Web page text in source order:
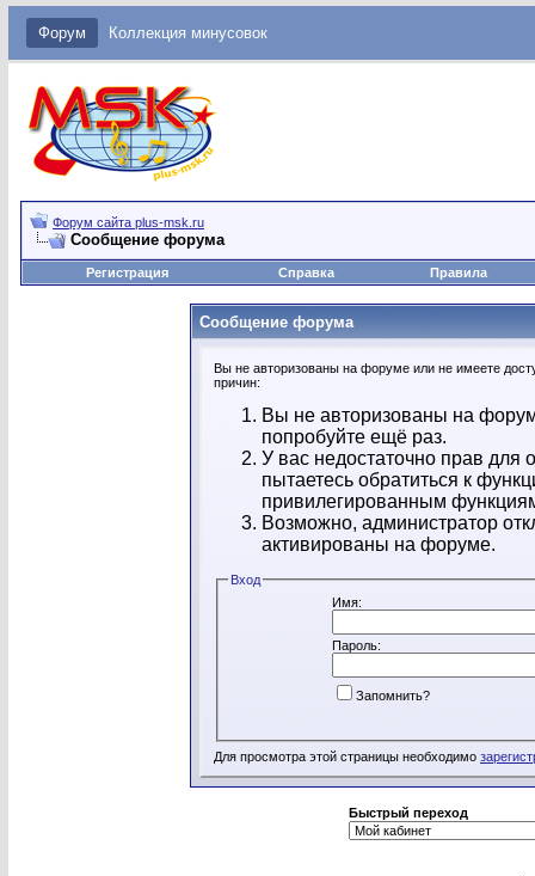
Форум Коллекция минусовок
Форум сайта plus-msk.ru
Сообщение форума
Регистрация Справка Правила
Сообщение форума
Вы не авторизованы на форуме или не имеете
причин:
Вы не авторизованы на
попробуйте ещё раз.
У вас недостаточно прав
пытаетесь обратиться к
привилегированным
Возможно, администратор
активированы на форуме.
Вход
Имя:
Пароль:
Запомнить?
Для просмотра этой страницы необходимо
Быстрый переход